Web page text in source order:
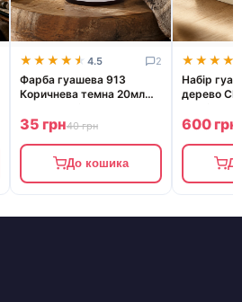
★★★★★
★★★★★ 4.5 2
Фарба гуашева 913
Коричнева темна 20мл
35 грн40 грн
До кошика
Набір
дерево
600 грн